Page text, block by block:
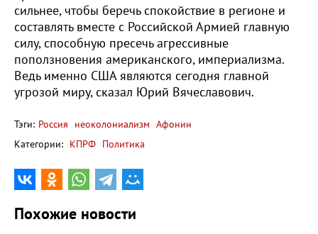
сильнее, чтобы беречь спокойствие в регионе и
составлять вместе с Российской Армией главную
силу, способную пресечь агрессивные
поползновения американского, империализма.
Ведь именно США являются сегодня главной
угрозой миру, сказал Юрий Вячеславович.
Тэги: Россия неоколониализм Афонин
Категории: КПРФ Политика
Похожие новости